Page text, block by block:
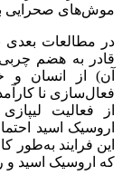
موش‌های صحرایی
در مطالعات
قادر به هضم
آن) از انسان
فعال‌سازی نا
از فعالیت
اروسیک اسید
این فرایند
که اروسیک اسید و